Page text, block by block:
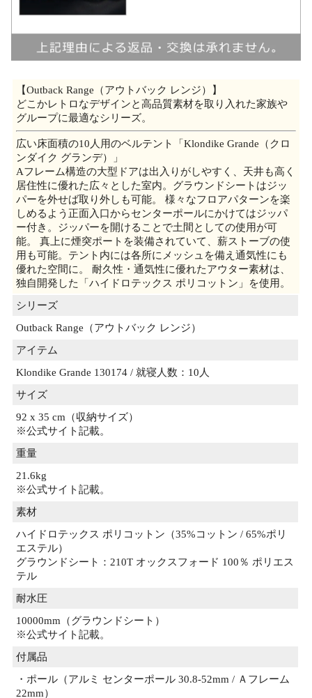
【Outback Range（アウトバック レンジ）】
どこかレトロなデザインと高品質素材を取り入れた家族や
グループに最適なシリーズ。
広い床面積の10人用のベルテント「Klondike Grande（クロ
ンダイク グランデ）」
Aフレーム構造の大型ドアは出入りがしやすく、天井も高く
居住性に優れた広々とした室内。グラウンドシートはジッ
パーを外せば取り外しも可能。 様々なフロアパターンを楽
しめるよう正面入口からセンターポールにかけてはジッパ
ー付き。ジッパーを開けることで土間としての使用が可
能。 真上に煙突ポートを装備されていて、薪ストーブの使
用も可能。テント内には各所にメッシュを備え通気性にも
優れた空間に。 耐久性・通気性に優れたアウター素材は、
独自開発した「ハイドロテックス ポリコットン」を使用。
シリーズ
Outback Range（アウトバック レンジ）
アイテム
Klondike Grande 130174 / 就寝人数：10人
サイズ
92 x 35 cm（収納サイズ）
※公式サイト記載。
重量
21.6kg
※公式サイト記載。
素材
ハイドロテックス ポリコットン（35%コットン / 65%ポリ
エステル）
グラウンドシート：210T オックスフォード 100％ ポリエス
テル
耐水圧
10000mm（グラウンドシート）
※公式サイト記載。
付属品
・ポール（アルミ センターポール 30.8-52mm / Ａフレーム
22mm）